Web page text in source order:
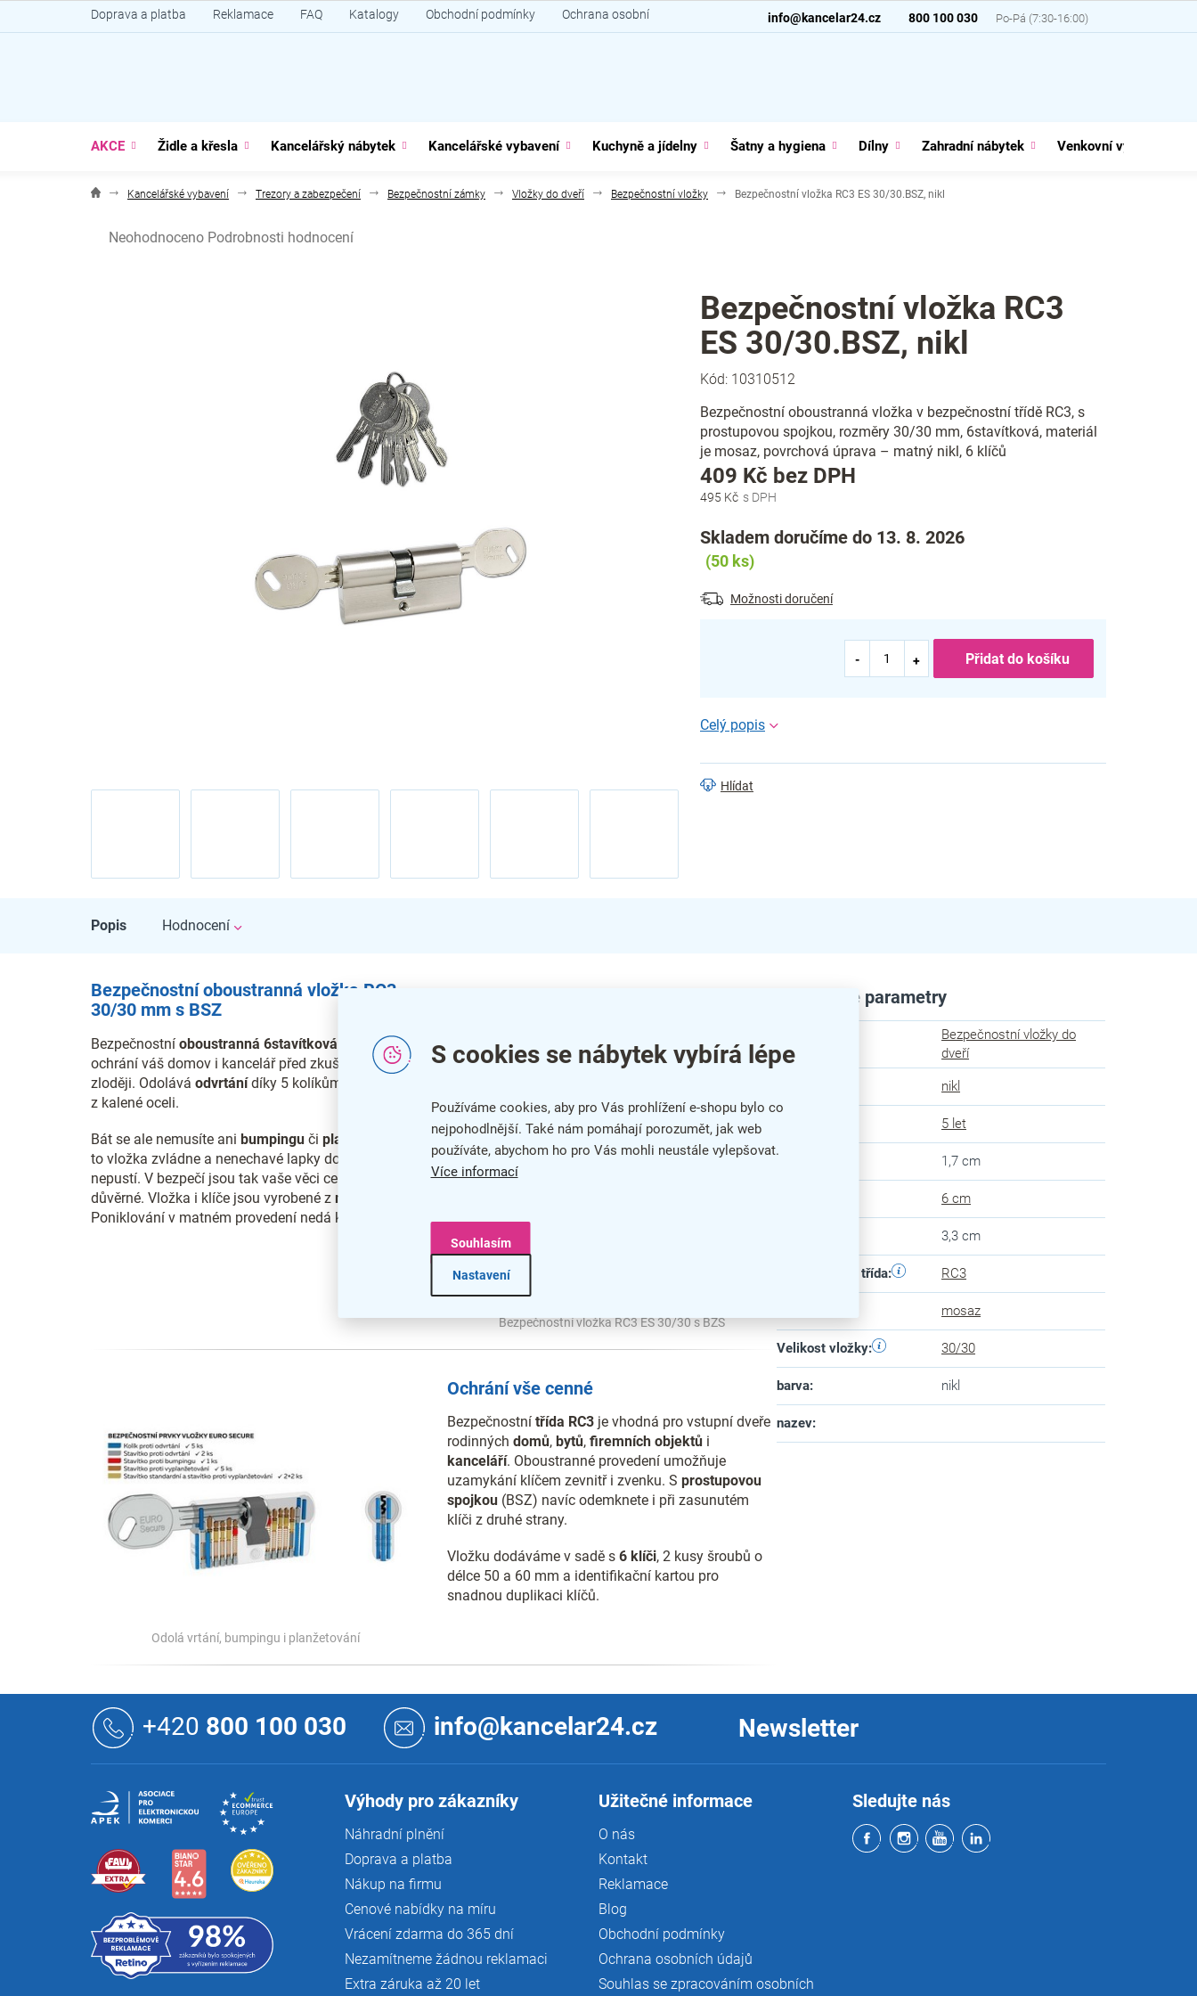
S cookies se nábytek vybírá lépe
Používáme cookies, aby pro Vás prohlížení e-shopu bylo co
nejpohodlnější. Také nám pomáhají porozumět, jak web
používáte, abychom ho pro Vás mohli neustále vylepšovat.
Více informací
Nastavení
Souhlasím
na
800 100 030
info@kancelar24.cz
Doprava a platba Reklamace FAQ Katalogy Obchodní podmínky Ochrana osobních údajů
AKCE Židle a křesla Kancelářský nábytek Kancelářské vybavení Kuchyně a jídelny Šatny a hygiena Dílny Zahradní nábytek Venkovní vybavení
Kancelářské vybavení Trezory a zabezpečení Bezpečnostní zámky Vložky do dveří Bezpečnostní vložky Bezpečnostní vložka RC3 ES 30/30.BSZ, nikl
hodnocení
Neohodnoceno Podrobnosti hodnocení
Bezpečnostní vložka RC3
ES 30/30.BSZ, nikl
Kód: 10310512
Bezpečnostní oboustranná vložka v bezpečnostní třídě RC3, s
prostupovou spojkou, rozměry 30/30 mm, 6stavítková, materiál
je mosaz, povrchová úprava – matný nikl, 6 klíčů
495 Kč
409 Kč bez DPH
Skladem doručíme do 13. 8. 2026
(50 ks)
Možnosti doručení
Přidat do košíku
Hlídat
Popis Hodnocení
Bezpečnostní oboustranná vložka RC3
30/30 mm s BSZ
Bezpečnostní oboustranná 6stavítková vložka
ochrání váš domov i kancelář před zkušenými
zloději. Odolává odvrtánídíky 5 kolíkům a 1 stavítku
z kalené oceli.
Bát se ale nemusíte ani bumpingu či planžetování
to vložka zvládne a nenechavé lapky dovnitř
nepustí. V bezpečí jsou tak vaše věci cenné i
důvěrné. Vložka i klíče jsou vyrobené z mosazi
Poniklování v matném provedení nedá korozi šanci.
Bezpečnostní vložka RC3 ES 30/30 s BZS
Odolá vrtání, bumpingu i planžetování
Ochrání vše cenné
Bezpečnostnítřída RC3 je vhodná pro vstupní dveře
rodinnýchdomů, bytů,firemních objektů i
kanceláří. Oboustranné provedení umožňuje
uzamykání klíčem zevnitř i zvenku. Sprostupovou
spojkou (BSZ) navíc odemknete i při zasunutém
klíči z druhé strany.
Vložku dodáváme v sadě s6 klíči, 2 kusy šroubů o
délce 50 a 60 mm a identifikační kartou pro
snadnou duplikaci klíčů.
Doplňkové parametry
Bezpečnostní vložky do
dveří
nikl
5 let
1,7 cm
6 cm
3,3 cm
Bezpečnostní třída: RC3
mosaz
Velikost vložky: 30/30
barva: nikl
nazev:
+420 800 100 030 info@kancelar24.cz Newsletter
Výhody pro zákazníky
Náhradní plnění
Doprava a platba
Nákup na firmu
Cenové nabídky na míru
Vrácení zdarma do 365 dní
Nezamítneme žádnou reklamaci
Extra záruka až 20 let
Užitečné informace
O nás
Kontakt
Reklamace
Blog
Obchodní podmínky
Ochrana osobních údajů
Souhlas se zpracováním osobních
Sledujte nás